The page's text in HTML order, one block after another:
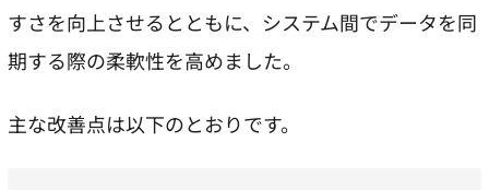
すさを向上させるとともに、システム間でデータを同
期する際の柔軟性を高めました。
主な改善点は以下のとおりです。